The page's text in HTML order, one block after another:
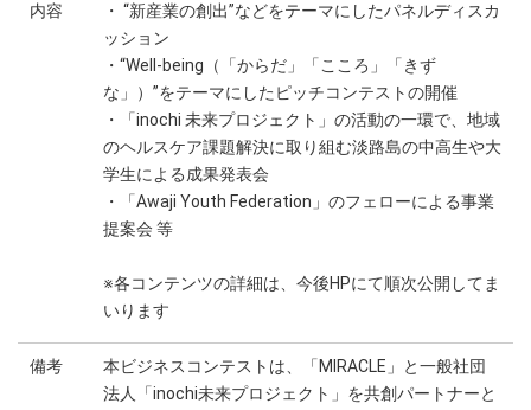
内容
・ “新産業の創出”などをテーマにしたパネルディスカ
ッション
・“Well-being（「からだ」「こころ」「きず
な」）”をテーマにしたピッチコンテストの開催
・「inochi 未来プロジェクト」の活動の一環で、地域
のヘルスケア課題解決に取り組む淡路島の中高生や大
学生による成果発表会
・「Awaji Youth Federation」のフェローによる事業
提案会 等
※各コンテンツの詳細は、今後HPにて順次公開してま
いります
備考
本ビジネスコンテストは、「MIRACLE」と一般社団
法人「inochi未来プロジェクト」を共創パートナーと